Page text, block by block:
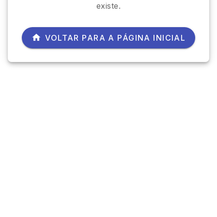
existe.
VOLTAR PARA A PÁGINA INICIAL